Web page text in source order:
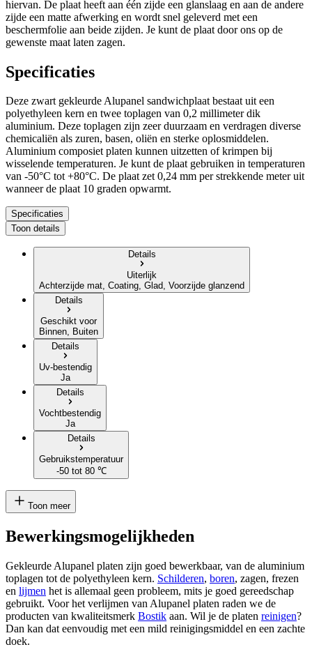
hiervan. De plaat heeft aan één zijde een glanslaag en aan de andere
zijde een matte afwerking en wordt snel geleverd met een
beschermfolie aan beide zijden. Je kunt de plaat door ons op de
gewenste maat laten zagen.
Specificaties
Deze zwart gekleurdeAlupanel sandwichplaat bestaat uit een
polyethyleen kern en twee toplagen van 0,2 millimeter dik
aluminium. Deze toplagen zijn zeer duurzaam en verdragen diverse
chemicaliën als zuren, basen, oliën en sterke oplosmiddelen.
Aluminium composiet platen kunnen uitzetten of krimpen bij
wisselende temperaturen. Je kunt de plaat gebruiken in temperaturen
van -50°C tot +80°C. De plaat zet 0,24 mm per strekkende meter uit
wanneer de plaat 10 graden opwarmt.
Specificaties
Toon details
Details
Uiterlijk
Achterzijde mat, Coating, Glad, Voorzijde glanzend
Details
Geschikt voor
Binnen, Buiten
Details
Uv-bestendig
Ja
Details
Vochtbestendig
Ja
Details
Gebruikstemperatuur
-50 tot 80 ℃
Toon meer
Bewerkingsmogelijkheden
Gekleurde Alupanel platen zijn goed bewerkbaar, van de aluminium
toplagen tot de polyethyleen kern. Schilderen, boren, zagen, frezen
en lijmen het is allemaal geen probleem, mits je goed gereedschap
gebruikt. Voor het verlijmen van Alupanel platen raden we de
producten van kwaliteitsmerk Bostik aan. Wil je de platen reinigen?
Dan kan dat eenvoudig met een mild reinigingsmiddel en een zachte
doek.